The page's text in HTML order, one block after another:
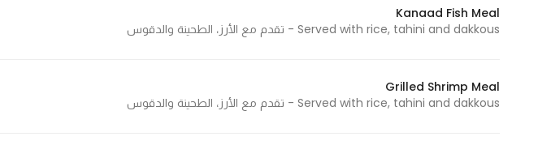
Kanaad Fish Meal
Served with rice, tahini and dakkous - تقدم مع الأرز، الطحينة والدقوس
Grilled Shrimp Meal
Served with rice, tahini and dakkous - تقدم مع الأرز، الطحينة والدقوس
In order for
us to
website's